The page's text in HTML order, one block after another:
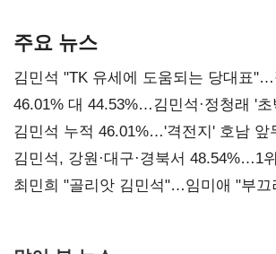
주요 뉴스
김민석 "TK 유세에 도움되는 당대표"…
대표된 양 당직 배분"
46.01% 대 44.53%…김민석·정청래 '
김민석 누적 46.01%…'격전지' 호남 앞
(2보)
김민석, 강원·대구·경북서 48.54%…1
최민희 "골리앗 김민석"…임미애 "부끄